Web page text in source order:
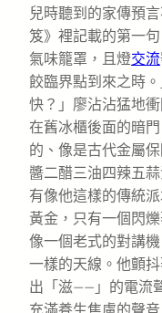
兒時聽到的家傳預
笈》裡記載的第一
氣味籠罩，且燈交流
餃臨界點到來之時
快？」廖沾沾猛地
在舊冰櫃後面的暗
的、像是古代金屬
醬二醋三油四辣五
有像他這樣的傳統
黃金，只有一個閃
像一個老式的對講
一樣的天線。他顫
出「滋——」的電流